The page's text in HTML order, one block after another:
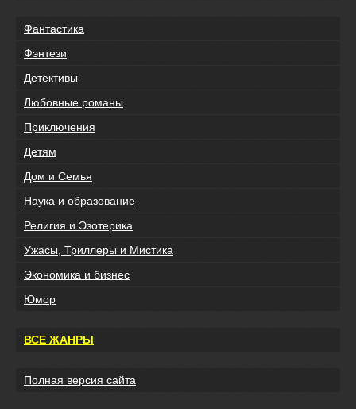
Фантастика
Фэнтези
Детективы
Любовные романы
Приключения
Детям
Дом и Семья
Наука и образование
Религия и Эзотерика
Ужасы, Триллеры и Мистика
Экономика и бизнес
Юмор
ВСЕ ЖАНРЫ
Полная версия сайта